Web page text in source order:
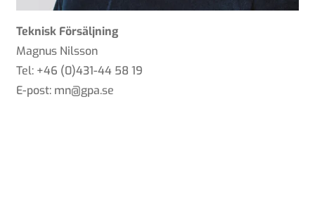
Teknisk Försäljning
Magnus Nilsson
Tel: +46 (0)431-44 58 19
E-post: mn@gpa.se